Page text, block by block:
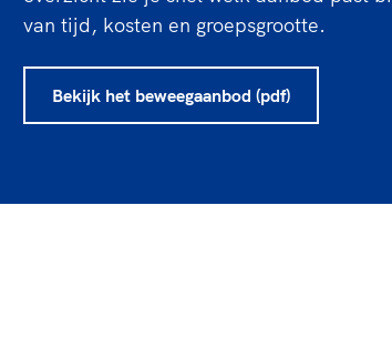
je moeder of de
Lees verder
Lees verder
van tijd, kosten en groepsgrootte.
Bekijk het beweegaanbod (pdf)